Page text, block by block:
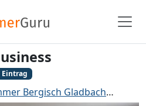
Eintrag
Bergisch Gladbach